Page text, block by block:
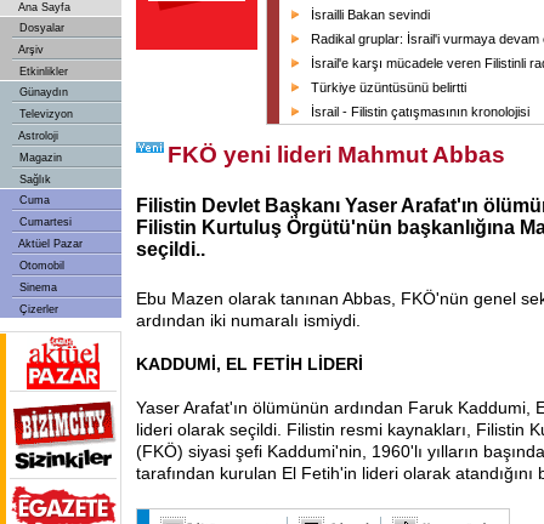
Ana Sayfa
Dosyalar
Arşiv
Etkinlikler
Günaydın
Televizyon
Astroloji
Magazin
Sağlık
Cuma
Cumartesi
Aktüel Pazar
Otomobil
Sinema
Çizerler
İsrailli Bakan sevindi
Radikal gruplar: İsrail'i vurmaya devam
İsrail'e karşı mücadele veren Filistinli
Türkiye üzüntüsünü belirtti
İsrail - Filistin çatışmasının kronolojisi
FKÖ yeni lideri Mahmut Abbas
Filistin Devlet Başkanı Yaser Arafat'ın
Filistin Kurtuluş Örgütü'nün başkanlığına
seçildi..
Ebu Mazen olarak tanınan Abbas, FKÖ'nün genel
ardından iki numaralı ismiydi.
KADDUMİ, EL FETİH LİDERİ
Yaser Arafat'ın ölümünün ardından Faruk Kaddumi,
lideri olarak seçildi. Filistin resmi kaynakları, Filistin
(FKÖ) siyasi şefi Kaddumi'nin, 1960'lı yılların
tarafından kurulan El Fetih'in lideri olarak atandığını